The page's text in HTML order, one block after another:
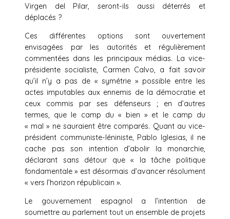
Virgen del Pilar, seront-ils aussi déterrés et
déplacés ?
Ces différentes options sont ouvertement
envisagées par les autorités et régulièrement
commentées dans les principaux médias. La vice-
présidente socialiste, Carmen Calvo, a fait savoir
qu’il n’y a pas de « symétrie » possible entre les
actes imputables aux ennemis de la démocratie et
ceux commis par ses défenseurs ; en d’autres
termes, que le camp du « bien » et le camp du
« mal » ne sauraient être comparés. Quant au vice-
président communiste-léniniste, Pablo Iglesias, il ne
cache pas son intention d’abolir la monarchie,
déclarant sans détour que « la tâche politique
fondamentale » est désormais d’avancer résolument
« vers l’horizon républicain ».
Le gouvernement espagnol a l’intention de
soumettre au parlement tout un ensemble de projets